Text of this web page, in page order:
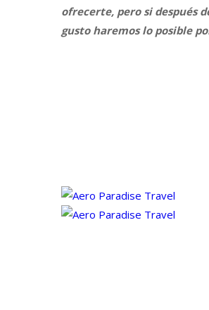
ofrecerte, pero si después
gusto haremos lo posible